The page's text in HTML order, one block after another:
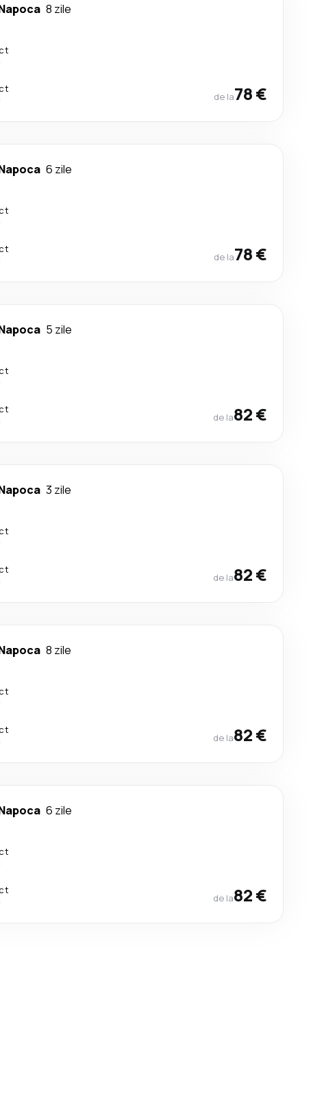
8 zile
de la78 €
6 zile
de la78 €
5 zile
de la82 €
3 zile
de la82 €
8 zile
de la82 €
6 zile
de la82 €